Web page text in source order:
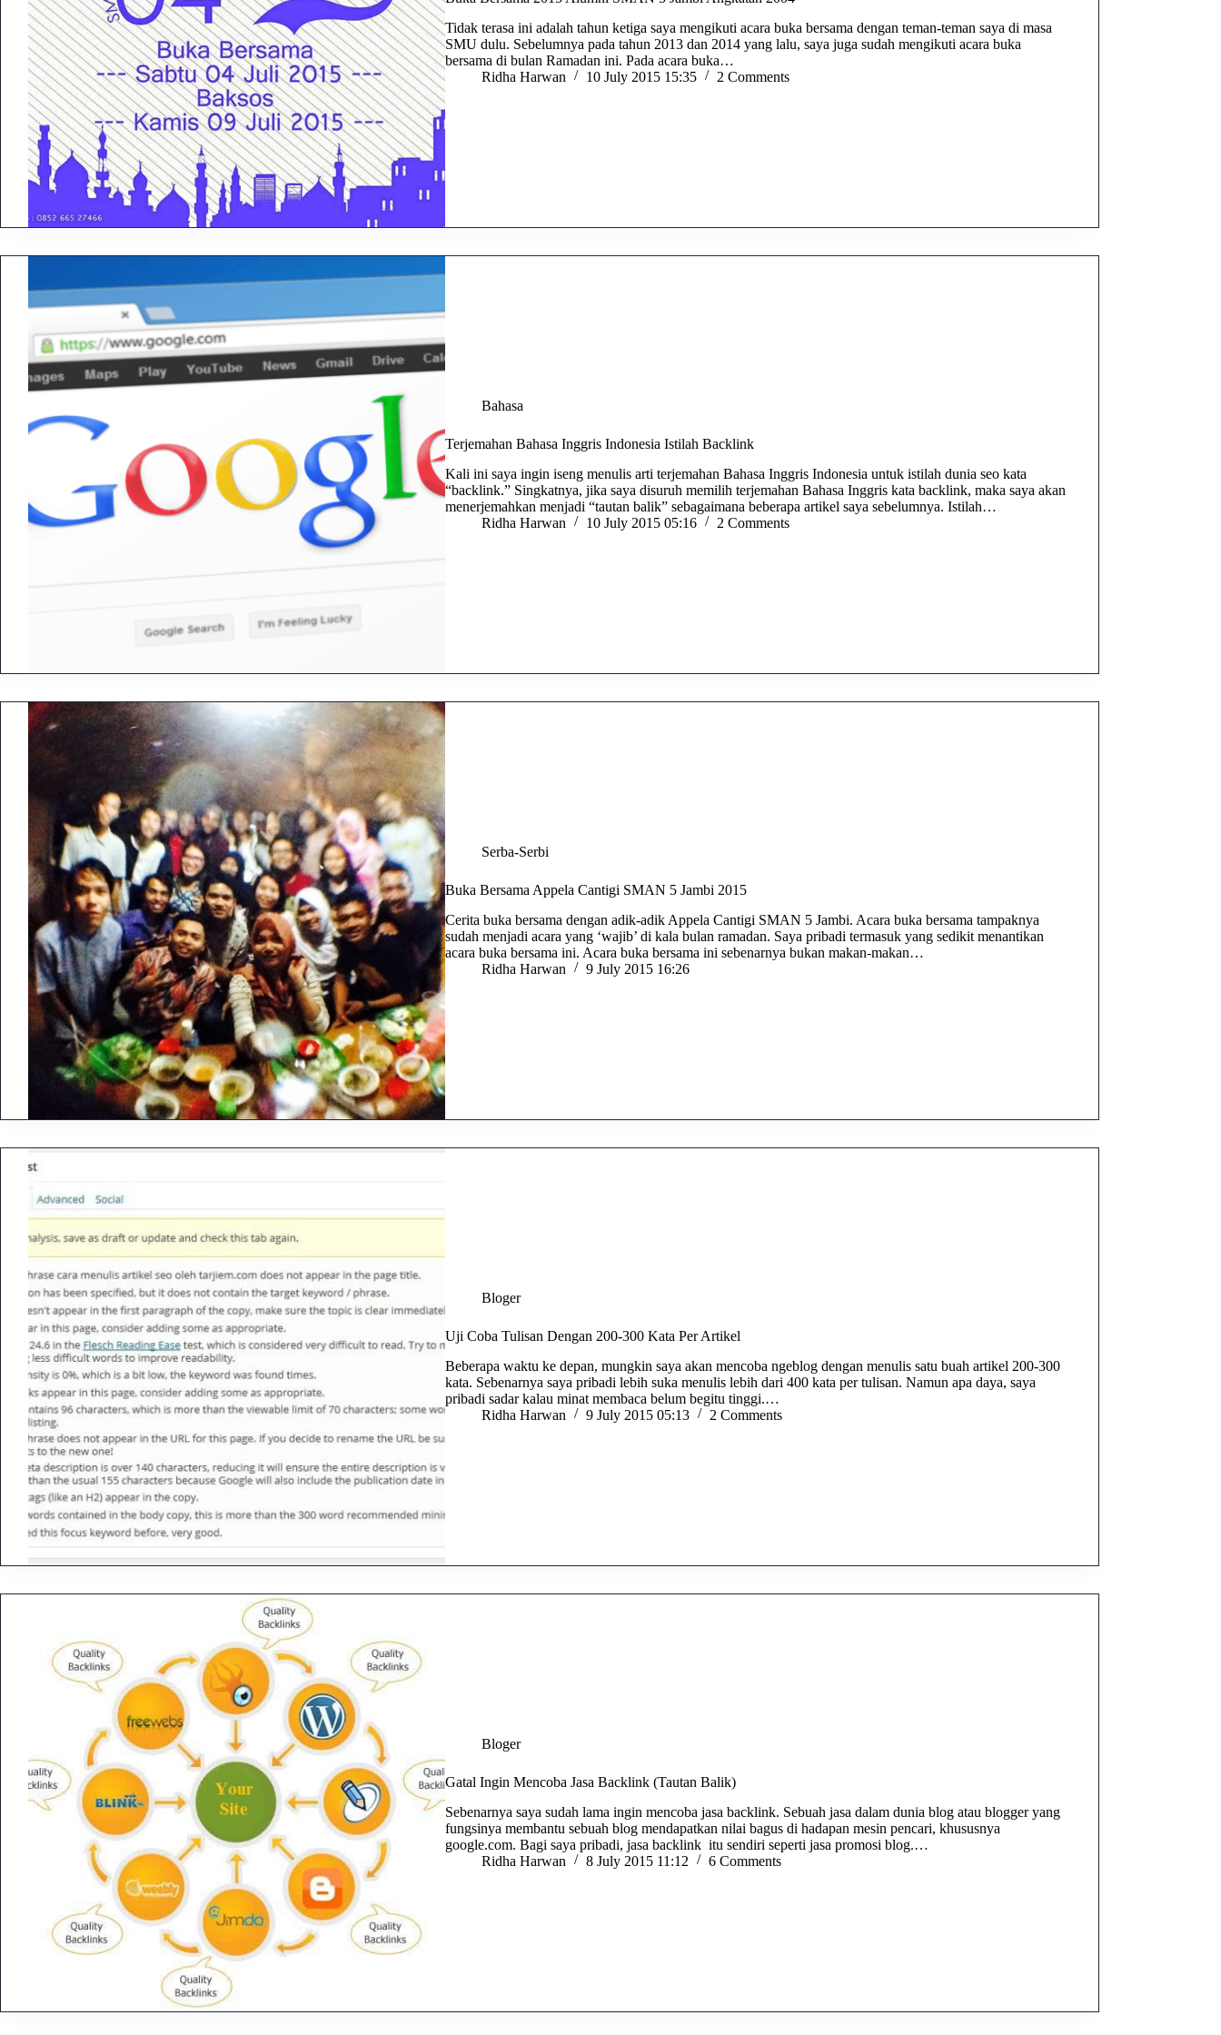
Tidak terasa ini adalah tahun ketiga saya mengikuti acara buka bersama dengan teman-teman saya di masa
SMU dulu. Sebelumnya pada tahun 2013 dan 2014 yang lalu, saya juga sudah mengikuti acara buka
bersama di bulan Ramadan ini. Pada acara buka…
Ridha Harwan
10 July 2015 15:35 2 Comments
Bahasa
Terjemahan Bahasa Inggris Indonesia Istilah Backlink
Kali ini saya ingin iseng menulis arti terjemahan Bahasa Inggris Indonesia untuk istilah dunia seo kata
“backlink.” Singkatnya, jika saya disuruh memilih terjemahan Bahasa Inggris kata backlink, maka saya akan
menerjemahkan menjadi “tautan balik” sebagaimana beberapa artikel saya sebelumnya. Istilah…
Ridha Harwan
10 July 2015 05:16 2 Comments
Serba-Serbi
Buka Bersama Appela Cantigi SMAN 5 Jambi 2015
Cerita buka bersama dengan adik-adik Appela Cantigi SMAN 5 Jambi. Acara buka bersama tampaknya
sudah menjadi acara yang ‘wajib’ di kala bulan ramadan. Saya pribadi termasuk yang sedikit menantikan
acara buka bersama ini. Acara buka bersama ini sebenarnya bukan makan-makan…
Ridha Harwan
9 July 2015 16:26
Bloger
Uji Coba Tulisan Dengan 200-300 Kata Per Artikel
Beberapa waktu ke depan, mungkin saya akan mencoba ngeblog dengan menulis satu buah artikel 200-300
kata. Sebenarnya saya pribadi lebih suka menulis lebih dari 400 kata per tulisan. Namun apa daya, saya
pribadi sadar kalau minat membaca belum begitu tinggi.…
Ridha Harwan
9 July 2015 05:13 2 Comments
Bloger
Gatal Ingin Mencoba Jasa Backlink (Tautan Balik)
Sebenarnya saya sudah lama ingin mencoba jasa backlink. Sebuah jasa dalam dunia blog atau blogger yang
fungsinya membantu sebuah blog mendapatkan nilai bagus di hadapan mesin pencari, khususnya
google.com. Bagi saya pribadi, jasa backlink itu sendiri seperti jasa promosi blog.…
Ridha Harwan
8 July 2015 11:12 6 Comments